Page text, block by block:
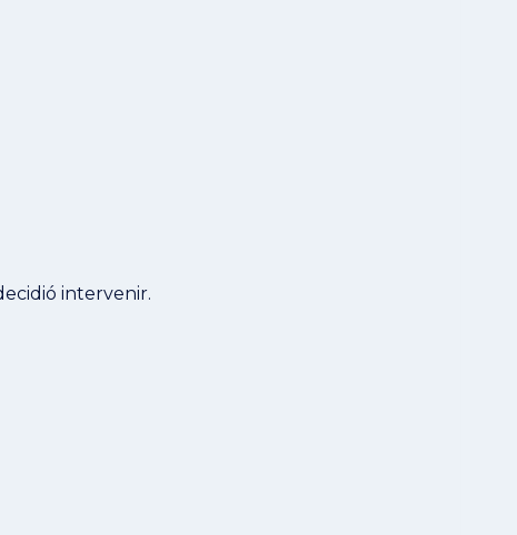
intervenir.